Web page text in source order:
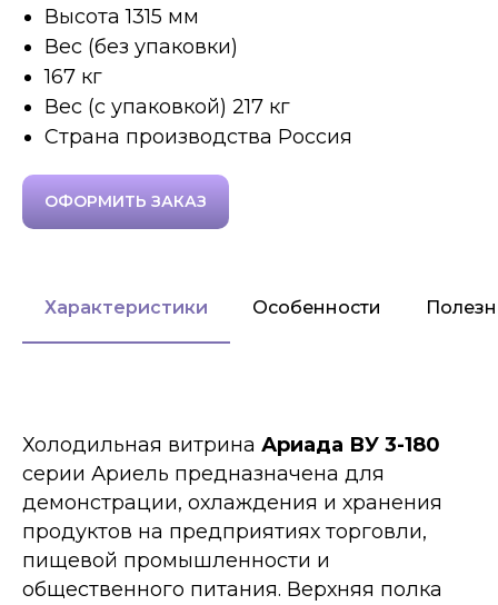
Высота 1315 мм
Вес (без упаковки)
167 кг
Вес (с упаковкой) 217 кг
Страна производства Россия
ОФОРМИТЬ ЗАКАЗ
Характеристики Особенности
Холодильная витрина Ариада ВУ 3-180
серии Ариель предназначена для
демонстрации, охлаждения и хранения
продуктов на предприятиях торговли,
пищевой промышленности и
общественного питания. Верхняя полка